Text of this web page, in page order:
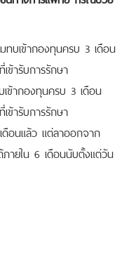
ทบเข้ากองทุนครบ 3 เดือน
ข้ารับการรักษา
ข้ากองทุนครบ 3 เดือน
ข้ารับการรักษา
อนแล้ว แต่ลาออกจาก
ายใน 6 เดือนนับตั้งแต่วัน